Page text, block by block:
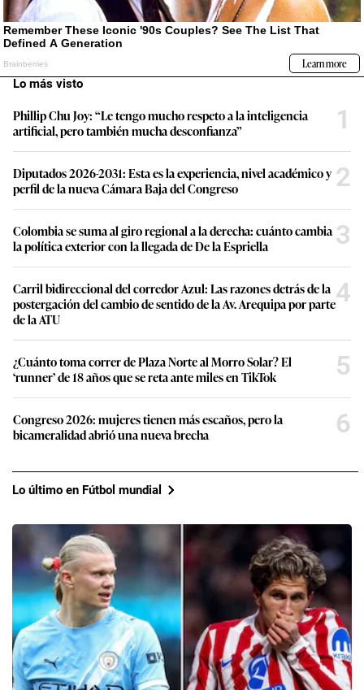
Lo más visto
Phillip Chu Joy: “Le tengo mucho respeto a la inteligencia
artificial, pero también mucha desconfianza”
1
Diputados 2026-2031: Esta es la experiencia, nivel académico y
perfil de la nueva Cámara Baja del Congreso
2
Colombia se suma al giro regional a la derecha: cuánto cambia
la política exterior con la llegada de De la Espriella
3
Carril bidireccional del corredor Azul: Las razones detrás de la
postergación del cambio de sentido de la Av. Arequipa por parte
de la ATU
4
¿Cuánto toma correr de Plaza Norte al Morro Solar? El
‘runner’ de 18 años que se reta ante miles en TikTok
5
Congreso 2026: mujeres tienen más escaños, pero la
bicameralidad abrió una nueva brecha
6
Lo último en Fútbol mundial